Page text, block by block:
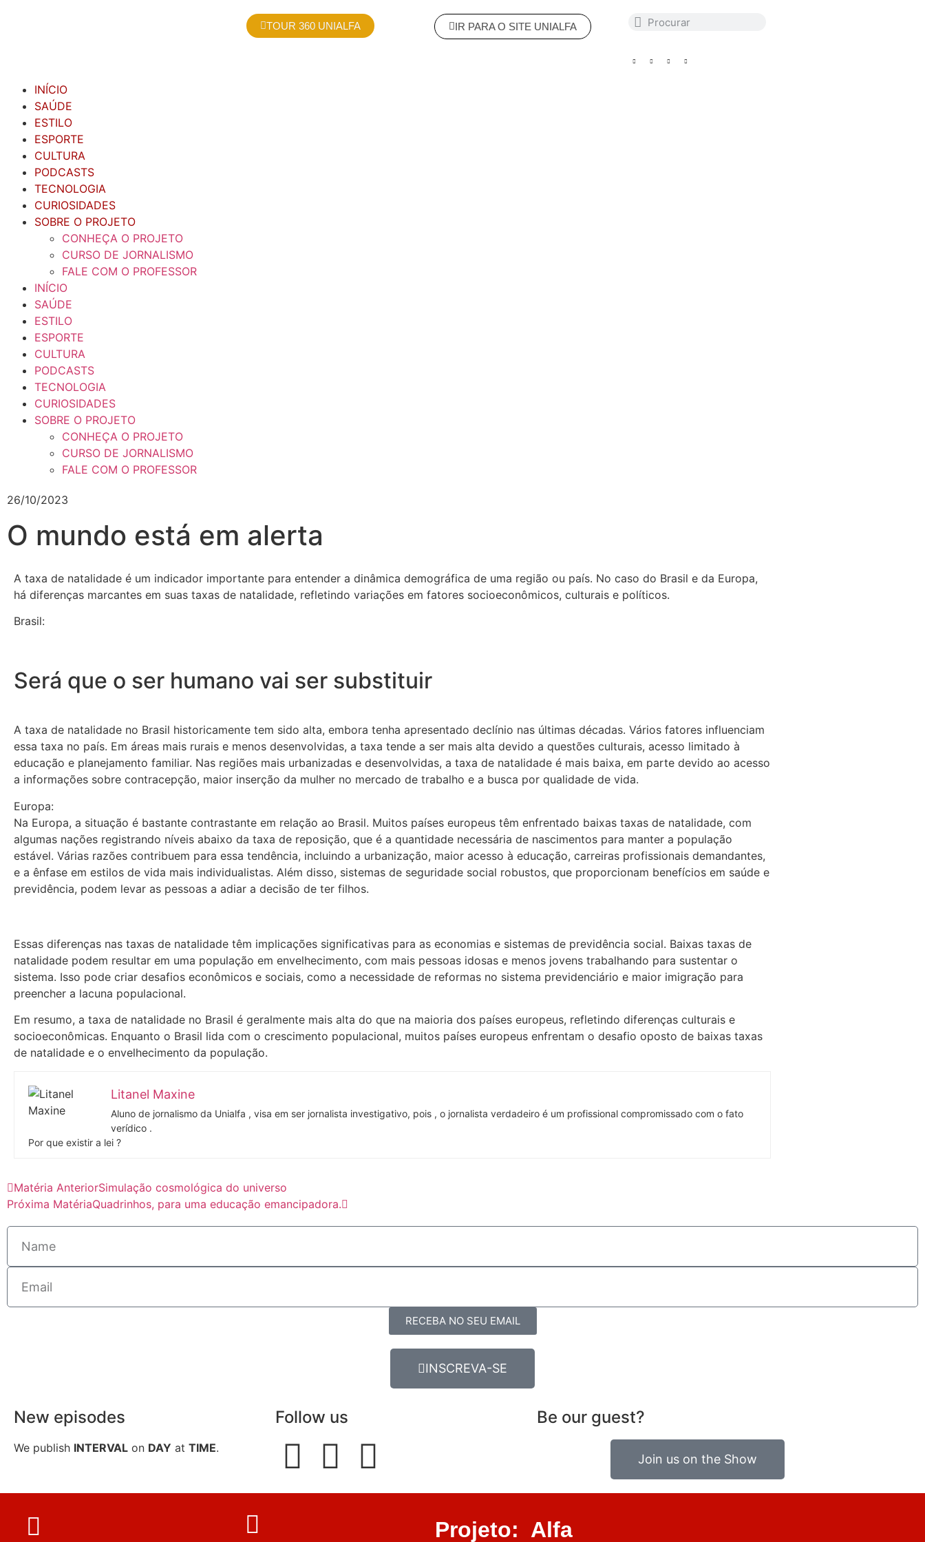
TOUR 360 UNIALFA IR PARA O SITE UNIALFA
INÍCIO
SAÚDE
ESTILO
ESPORTE
CULTURA
PODCASTS
TECNOLOGIA
CURIOSIDADES
SOBRE O PROJETO
CONHEÇA O PROJETO
CURSO DE JORNALISMO
FALE COM O PROFESSOR
INÍCIO
SAÚDE
ESTILO
ESPORTE
CULTURA
PODCASTS
TECNOLOGIA
CURIOSIDADES
SOBRE O PROJETO
CONHEÇA O PROJETO
CURSO DE JORNALISMO
FALE COM O PROFESSOR
26/10/2023
O mundo está em alerta
A taxa de natalidade é um indicador importante para entender a dinâmica demográfica de uma região ou país. No caso do Brasil e da Europa,
há diferenças marcantes em suas taxas de natalidade, refletindo variações em fatores socioeconômicos, culturais e políticos.
Brasil:
Será que o ser humano vai ser substituir
A taxa de natalidade no Brasil historicamente tem sido alta, embora tenha apresentado declínio nas últimas décadas. Vários fatores influenciam
essa taxa no país. Em áreas mais rurais e menos desenvolvidas, a taxa tende a ser mais alta devido a questões culturais, acesso limitado à
educação e planejamento familiar. Nas regiões mais urbanizadas e desenvolvidas, a taxa de natalidade é mais baixa, em parte devido ao acesso
a informações sobre contracepção, maior inserção da mulher no mercado de trabalho e a busca por qualidade de vida.
Europa:
Na Europa, a situação é bastante contrastante em relação ao Brasil. Muitos países europeus têm enfrentado baixas taxas de natalidade, com
algumas nações registrando níveis abaixo da taxa de reposição, que é a quantidade necessária de nascimentos para manter a população
estável. Várias razões contribuem para essa tendência, incluindo a urbanização, maior acesso à educação, carreiras profissionais demandantes,
e a ênfase em estilos de vida mais individualistas. Além disso, sistemas de seguridade social robustos, que proporcionam benefícios em saúde e
previdência, podem levar as pessoas a adiar a decisão de ter filhos.
Essas diferenças nas taxas de natalidade têm implicações significativas para as economias e sistemas de previdência social. Baixas taxas de
natalidade podem resultar em uma população em envelhecimento, com mais pessoas idosas e menos jovens trabalhando para sustentar o
sistema. Isso pode criar desafios econômicos e sociais, como a necessidade de reformas no sistema previdenciário e maior imigração para
preencher a lacuna populacional.
Em resumo, a taxa de natalidade no Brasil é geralmente mais alta do que na maioria dos países europeus, refletindo diferenças culturais e
socioeconômicas. Enquanto o Brasil lida com o crescimento populacional, muitos países europeus enfrentam o desafio oposto de baixas taxas
de natalidade e o envelhecimento da população.
Litanel Maxine
Aluno de jornalismo da Unialfa , visa em ser jornalista investigativo, pois , o jornalista verdadeiro é um profissional compromissado com o fato
verídico .
Por que existir a lei ?
Matéria AnteriorSimulação cosmológica do universo
Próxima MatériaQuadrinhos, para uma educação emancipadora.
RECEBA NO SEU EMAIL
INSCREVA-SE
New episodes
We publish INTERVAL on DAY at TIME.
Follow us Be our guest?
Join us on the Show
Projeto: Alfa